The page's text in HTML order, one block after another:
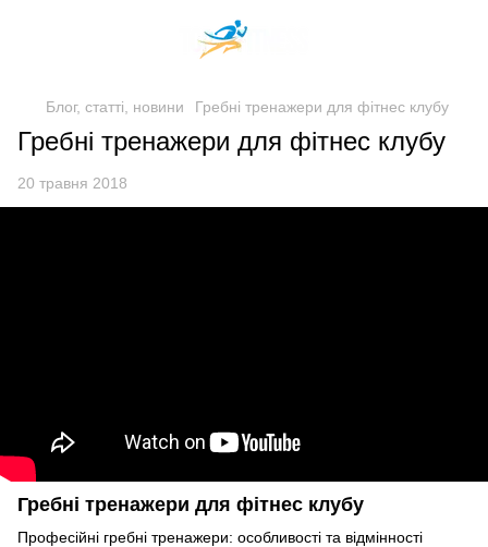
Блог, статті, новини Гребні тренажери для фітнес клубу
Гребні тренажери для фітнес клубу
20 травня 2018
Гребні тренажери для фітнес клубу
Професійні гребні тренажери: особливості та відмінності